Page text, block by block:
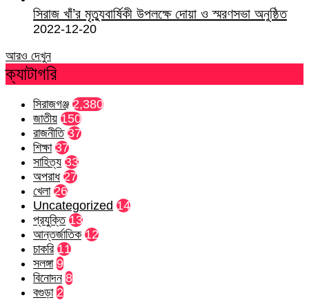
সিরাজ খাঁ’র মৃত্যুবার্ষিকী উপলক্ষে দোয়া ও স্মরণসভা অনুষ্ঠিত
2022-12-20
আরও দেখুন
ক্যাটাগরি
সিরাজগঞ্জ 2,380
জাতীয় 150
রাজনীতি 37
শিক্ষা 37
সাহিত্য 33
অপরাধ 27
খেলা 26
Uncategorized 14
প্রযুক্তি 13
আন্তর্জাতিক 12
চাকরি 11
সলঙ্গা 9
বিনোদন 8
বগুড়া 2